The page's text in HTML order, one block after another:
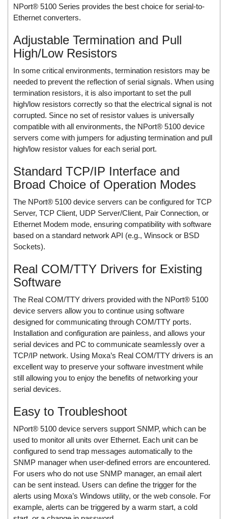
E2S
Eaton
EBMPAPST
ECKERLE
Ecom-EX
ECONEX
Edward
EES
EGE Elektronik
Eilersen Vietnam
Ekstrom-Carlson
Elands Cable Vietnam
Elap Vietnam
Electro Adda
Electro Industries
Electronic Design System S.R.L Vietnam
Electronics Inc. Viet Nam
Elektrogas Vietnam
Elektrophysik Vietnam
elesa-ganter
ELETTA
Elettrotek Kabel
ELGO Electronic
ELMEKO
ELMESS-Thermosystemtechnik
Eltex-Elektrostatik
Eltherm
ELTRA Encoder
ELVEM Vietnam
Emaco
NPort® 5100 Series provides the best choice for serial-to-
Ethernet converters.
Adjustable Termination and Pull
High/Low Resistors
In some critical environments, termination resistors may be
needed to prevent the reflection of serial signals. When using
termination resistors, it is also important to set the pull
high/low resistors correctly so that the electrical signal is not
corrupted. Since no set of resistor values is universally
compatible with all environments, the NPort® 5100 device
servers come with jumpers for adjusting termination and pull
high/low resistor values for each serial port.
Standard TCP/IP Interface and
Broad Choice of Operation Modes
The NPort® 5100 device servers can be configured for TCP
Server, TCP Client, UDP Server/Client, Pair Connection, or
Ethernet Modem mode, ensuring compatibility with software
based on a standard network API (e.g., Winsock or BSD
Sockets).
Real COM/TTY Drivers for Existing
Software
The Real COM/TTY drivers provided with the NPort® 5100
device servers allow you to continue using software
designed for communicating through COM/TTY ports.
Installation and configuration are painless, and allows your
serial devices and PC to communicate seamlessly over a
TCP/IP network. Using Moxa’s Real COM/TTY drivers is an
excellent way to preserve your software investment while
still allowing you to enjoy the benefits of networking your
serial devices.
Easy to Troubleshoot
NPort® 5100 device servers support SNMP, which can be
used to monitor all units over Ethernet. Each unit can be
configured to send trap messages automatically to the
SNMP manager when user-defined errors are encountered.
For users who do not use SNMP manager, an email alert
can be sent instead. Users can define the trigger for the
alerts using Moxa’s Windows utility, or the web console. For
example, alerts can be triggered by a warm start, a cold